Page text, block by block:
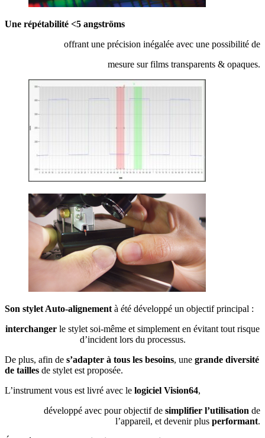
Une répétabilité <5 angströms
offrant une précision inégalée avec une possibilité de
mesure sur films transparents & opaques.
Son stylet Auto-alignementà été développé un objectif principal :
interchanger le stylet soi-même et simplement en évitant tout risque
d’incident lors du processus.
De plus, afin de s’adapter à tous les besoins, une grande diversité
de tailles de stylet est proposée.
L’instrument vous est livré avec le logiciel Vision64,
développé avec pour objectif de simplifier l’utilisation de
l’appareil, et devenir plus performant.